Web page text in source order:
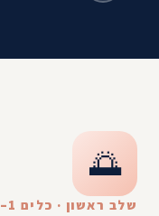
🌅
שלב ראשון · כלים 1–3